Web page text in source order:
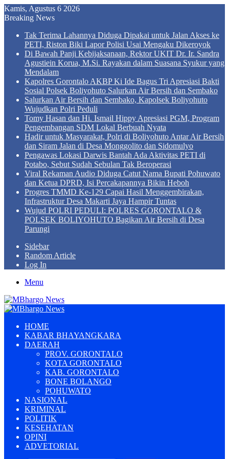
Kamis, Agustus 6 2026
Breaking News
Tak Terima Lahannya Diduga Dipakai untuk Jalan Akses ke
PETI, Riston Biki Lapor Polisi Usai Mengaku Dikeroyok
Di Bawah Panji Kebijaksanaan, Rektor UKIT Dr. Ir. Sandra
Agustiein Korua, M.Si. Rayakan dalam Suasana Syukur yang
Mendalam
Kapolres Gorontalo AKBP Ki Ide Bagus Tri Apresiasi Bakti
Sosial Polsek Boliyohuto Salurkan Air Bersih dan Sembako
Salurkan Air Bersih dan Sembako, Kapolsek Boliyohuto
Wujudkan Polri Peduli
Tomy Hasan dan Hi. Ismail Hippy Apresiasi PGM, Program
Pengembangan SDM Lokal Berbuah Nyata
Hadir untuk Masyarakat, Polri di Boliyohuto Antar Air Bersih
dan Siram Jalan di Desa Monggolito dan Sidomulyo
Pengawas Lokasi Darwis Bantah Ada Aktivitas PETI di
Potabo, Sebut Sudah Sebulan Tak Beroperasi
Viral Rekaman Audio Diduga Catut Nama Bupati Pohuwato
dan Ketua DPRD, Isi Percakapannya Bikin Heboh
Progres TMMD Ke-129 Capai Hasil Menggembirakan,
Infrastruktur Desa Makarti Jaya Hampir Tuntas
Wujud POLRI PEDULI: POLRES GORONTALO &
POLSEK BOLIYOHUTO Bagikan Air Bersih di Desa
Parungi
Sidebar
Random Article
Log In
Menu
HOME
KABAR BHAYANGKARA
DAERAH
PROV. GORONTALO
KOTA GORONTALO
KAB. GORONTALO
BONE BOLANGO
POHUWATO
NASIONAL
KRIMINAL
POLITIK
KESEHATAN
OPINI
ADVETORIAL